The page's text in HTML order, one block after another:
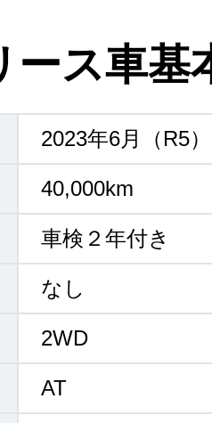
ース車基
2023年6月（R5）
40,000km
車検２年付き
なし
2WD
AT